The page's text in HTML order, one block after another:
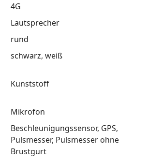
4G
Lautsprecher
rund
schwarz weiß
Kunststoff
Mikrofon
Beschleunigungssensor GPS
Pulsmesser Pulsmesser ohne
Brustgurt